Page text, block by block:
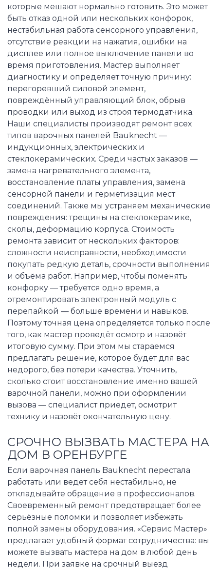
которые мешают нормально готовить. Это может
быть отказ одной или нескольких конфорок,
нестабильная работа сенсорного управления,
отсутствие реакции на нажатия, ошибки на
дисплее или полное выключение панели во
время приготовления. Мастер выполняет
диагностику и определяет точную причину:
перегоревший силовой элемент,
повреждённый управляющий блок, обрыв
проводки или выход из строя термодатчика.
Наши специалисты производят ремонт всех
типов варочных панелей Bauknecht —
индукционных, электрических и
стеклокерамических. Среди частых заказов —
замена нагревательного элемента,
восстановление платы управления, замена
сенсорной панели и герметизация мест
соединений. Также мы устраняем механические
повреждения: трещины на стеклокерамике,
сколы, деформацию корпуса. Стоимость
ремонта зависит от нескольких факторов:
сложности неисправности, необходимости
покупать редкую деталь, срочности выполнения
и объёма работ. Например, чтобы поменять
конфорку — требуется одно время, а
отремонтировать электронный модуль с
перепайкой — больше времени и навыков.
Поэтому точная цена определяется только после
того, как мастер проведёт осмотр и назовёт
итоговую сумму. При этом мы стараемся
предлагать решение, которое будет для вас
недорого, без потери качества. Уточнить,
сколько стоит восстановление именно вашей
варочной панели, можно при оформлении
вызова — специалист приедет, осмотрит
технику и назовёт окончательную цену.
СРОЧНО ВЫЗВАТЬ МАСТЕРА НА
ДОМ В ОРЕНБУРГЕ
Если варочная панель Bauknecht перестала
работать или ведёт себя нестабильно, не
откладывайте обращение в профессионалов.
Своевременный ремонт предотвращает более
серьёзные поломки и позволяет избежать
полной замены оборудования. «Сервис Мастер»
предлагает удобный формат сотрудничества: вы
можете вызвать мастера на дом в любой день
недели. При заявке на срочный выезд